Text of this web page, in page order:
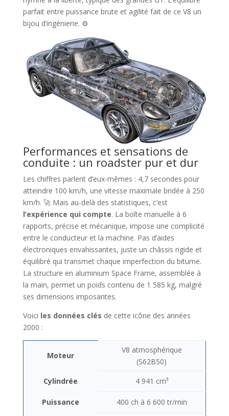
parfait entre puissance brute et agilité fait de ce V8 un
bijou d’ingénierie. ⚙️
Performances et sensations de
conduite : un roadster pur et dur
Les chiffres parlent d’eux-mêmes : 4,7 secondes pour
atteindre 100 km/h, une vitesse maximale bridée à 250
km/h. 🚀 Mais au-delà des statistiques, c’est
l’expérience qui compte. La boîte manuelle à 6
rapports, précise et mécanique, impose une complicité
entre le conducteur et la machine. Pas d’aides
électroniques envahissantes, juste un châssis rigide et
équilibré qui transmet chaque imperfection du bitume.
La structure en aluminium Space Frame, assemblée à
la main, permet un poids contenu de 1 585 kg, malgré
ses dimensions imposantes.
Voici les données clés de cette icône des années
2000 :
Moteur
V8 atmosphérique
(S62B50)
Cylindrée
4 941 cm³
Puissance 400 ch à 6 600 tr/min